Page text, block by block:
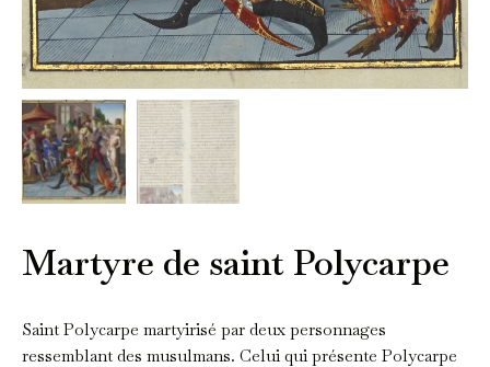
Martyre de saint Polycarpe
Saint Polycarpe martyirisé par deux personnages
ressemblant des musulmans. Celui qui présente Polycarpe